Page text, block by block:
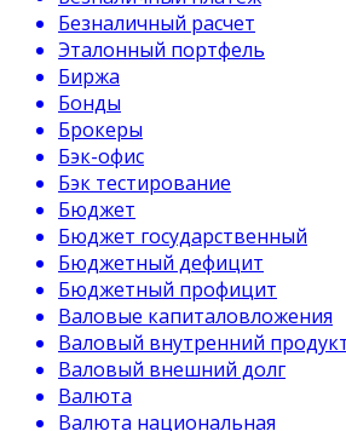
Безналичный расчет
Эталонный портфель
Биржа
Бонды
Брокеры
Бэк-офис
Бэк тестирование
Бюджет
Бюджет государственный
Бюджетный дефицит
Бюджетный профицит
Валовые капиталовложения
Валовый внутренний
Валовый внешний долг
Валюта
Валюта национальная